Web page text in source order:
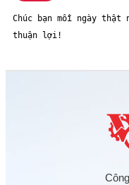
Chúc bạn mỗi ngày thật
thuận lợi!